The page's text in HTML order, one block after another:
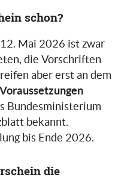
schon?
Mai 2026 ist zwar
die Vorschriften
aber erst an dem
Bundesministerium
bekannt.
bis Ende 2026.
die